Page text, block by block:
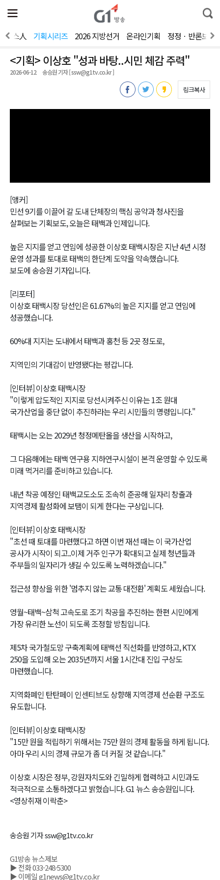
전
체
뉴
열
통
합
색
뉴스人 기획시리즈 2026 지방선거 온라인기획 정정ㆍ반론보도
<기획> 이상호 "성과 바탕..시민 체감 주력"
2026-06-12 송승원 기자 [ ssw@g1tv.co.kr ]
링크복사
[앵커]
민선 9기를 이끌어 갈 도내 단체장의 핵심 공약과 청사진을
살펴보는 기획보도, 오늘은 태백과 인제입니다.
높은 지지를 얻고 연임에 성공한 이상호 태백시장은 지난 4년 시정
운영 성과를 토대로 태백의 한단계 도약을 약속했습니다.
보도에 송승원 기자입니다.
[리포터]
이상호 태백시장 당선인은 61.67%의 높은 지지를 얻고 연임에
성공했습니다.
60%대 지지는 도내에서 태백과 홍천 등 2곳 정도로,
지역민의 기대감이 반영됐다는 평갑니다.
[인터뷰] 이상호 태백시장
"이렇게 압도적인 지지로 당선시켜주신 이유는 1조 원대
국가산업을 중단 없이 추진하라는 우리 시민들의 명령입니다."
태백시는 오는 2029년 청정메탄올을 생산을 시작하고,
그 다음해에는 태백 연구용 지하연구시설이 본격 운영할 수 있도록
미래 먹거리를 준비하고 있습니다.
내년 착공 예정인 태백교도소도 조속히 준공해 일자리 창출과
지역경제 활성화에 보탬이 되게 한다는 구상입니다.
[인터뷰] 이상호 태백시장
"초선 때 토대를 마련했다고 하면 이번 재선 때는 이 국가산업
공사가 시작이 되고..이제 거주 인구가 확대되고 실제 청년들과
주부들의 일자리가 생길 수 있도록 노력하겠습니다."
접근성 향상을 위한 '멈추지 않는 교통 대전환' 계획도 세웠습니다.
영월~태백~삼척 고속도로 조기 착공을 추진하는 한편 시민에게
가장 유리한 노선이 되도록 조정할 방침입니다.
제5차 국가철도망 구축계획에 태백선 직선화를 반영하고, KTX
250을 도입해 오는 2035년까지 서울 1시간대 진입 구상도
마련했습니다.
지역화폐인 탄탄페이 인센티브도 상향해 지역경제 선순환 구조도
유도합니다.
[인터뷰] 이상호 태백시장
"15만 원을 적립하기 위해서는 75만 원의 경제 활동을 하게 됩니다.
아마 우리 시의 경제 규모가 좀 더 커질 것 같습니다."
이상호 시장은 정부, 강원자치도와 긴밀하게 협력하고 시민과도
적극적으로 소통하겠다고 밝혔습니다. G1 뉴스 송승원입니다.
<영상취재 이락춘>
송승원 기자 ssw@g1tv.co.kr
G1방송 뉴스제보
▶ 전화 033-248-5300
▶ 이메일 g1news@g1tv.co.kr